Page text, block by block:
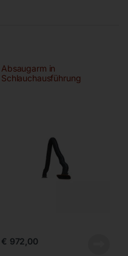
Absaugarm in
Schlauchausführung
€ 972,00